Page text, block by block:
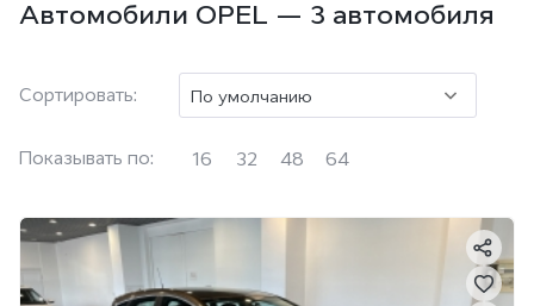
Автомобили OPEL — 3 автомобиля
Сортировать: По умолчанию
Показывать по: 16 32 48 64